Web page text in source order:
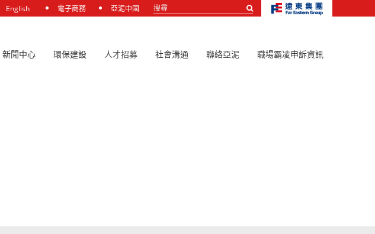
English 電子商務 亞泥中國
搜
新聞中心 環保建設 人才招募 社會溝通 聯絡亞泥 職場霸凌申訴資訊